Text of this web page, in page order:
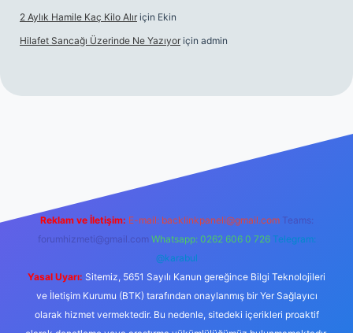
2 Aylık Hamile Kaç Kilo Alır için Ekin
Hilafet Sancağı Üzerinde Ne Yazıyor için admin
Reklam ve İletişim: E-mail: backlinkpaneli@gmail.com Teams:
forumhizmeti@gmail.com Whatsapp: 0262 606 0 726 Telegram:
@karabul
Yasal Uyarı: Sitemiz, 5651 Sayılı Kanun gereğince Bilgi Teknolojileri
ve İletişim Kurumu (BTK) tarafından onaylanmış bir Yer Sağlayıcı
olarak hizmet vermektedir. Bu nedenle, sitedeki içerikleri proaktif